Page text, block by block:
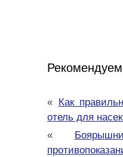
Рекомендуем
«
Как
отель для
«